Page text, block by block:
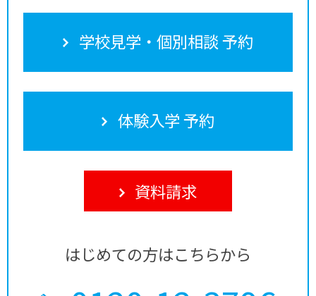
学校見学・個別相談 予約
体験入学 予約
資料請求
はじめての方はこちらから